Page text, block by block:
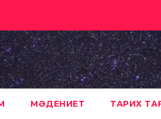
МӘДЕНИЕТ ТАРИХ